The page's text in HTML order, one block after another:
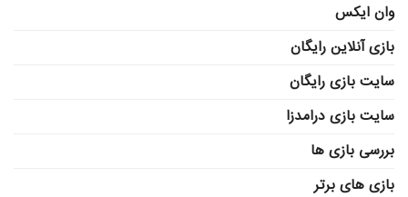
وان ایکس
بازی آنلاین رایگان
سایت بازی رایگان
سایت بازی درامدزا
بررسی بازی ها
بازی های برتر